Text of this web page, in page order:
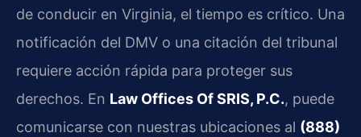
de conducir en Virginia, el tiempo es crítico. Una
notificación del DMV o una citación del tribunal
requiere acción rápida para proteger sus
derechos. En Law Offices Of SRIS, P.C., puede
comunicarse con nuestras ubicaciones al (888)